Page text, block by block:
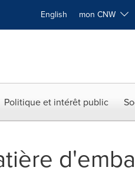
English mon CNW
Politique et intérêt public